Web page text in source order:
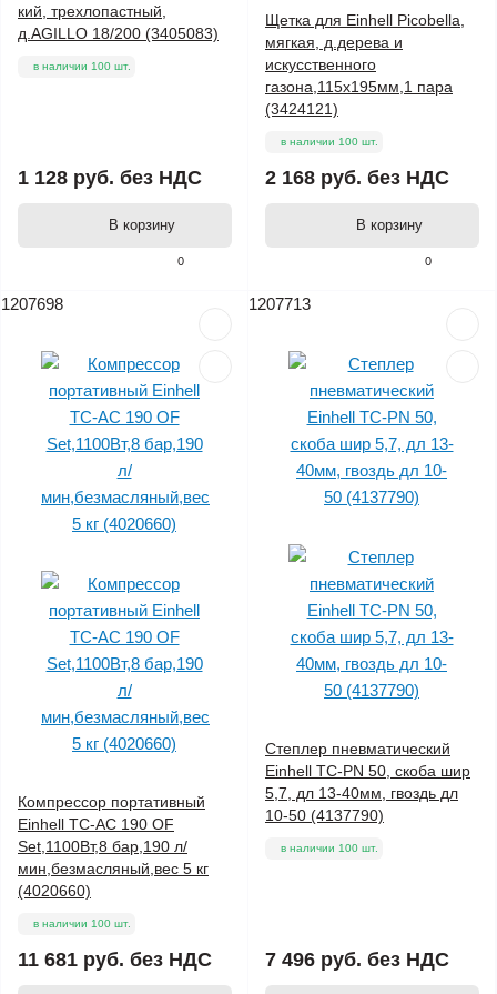
0
кий, трехлопастный,
д.AGILLO 18/200 (3405083)
в наличии 100 шт.
1 128 руб. без НДС
В корзину
0
Щетка для Einhell Picobella,
мягкая, д.дерева и
искусственного
газона,115x195мм,1 пара
(3424121)
в наличии 100 шт.
2 168 руб. без НДС
В корзину
1207698
Компрессор портативный
Einhell TC-AC 190 OF
Set,1100Вт,8 бар,190 л/
мин,безмасляный,вес 5 кг
(4020660)
в наличии 100 шт.
11 681 руб. без НДС
1207713
Степлер пневматический
Einhell TC-PN 50, скоба шир
5,7, дл 13-40мм, гвоздь дл
10-50 (4137790)
в наличии 100 шт.
7 496 руб. без НДС